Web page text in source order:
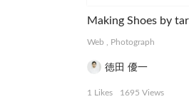
Making Shoes by
Web Photograph
徳田 優一
1 Likes 1695 Views